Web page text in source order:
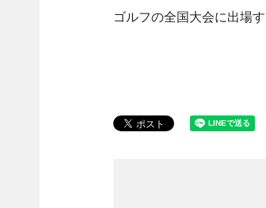
ゴルフの全国大会に出場